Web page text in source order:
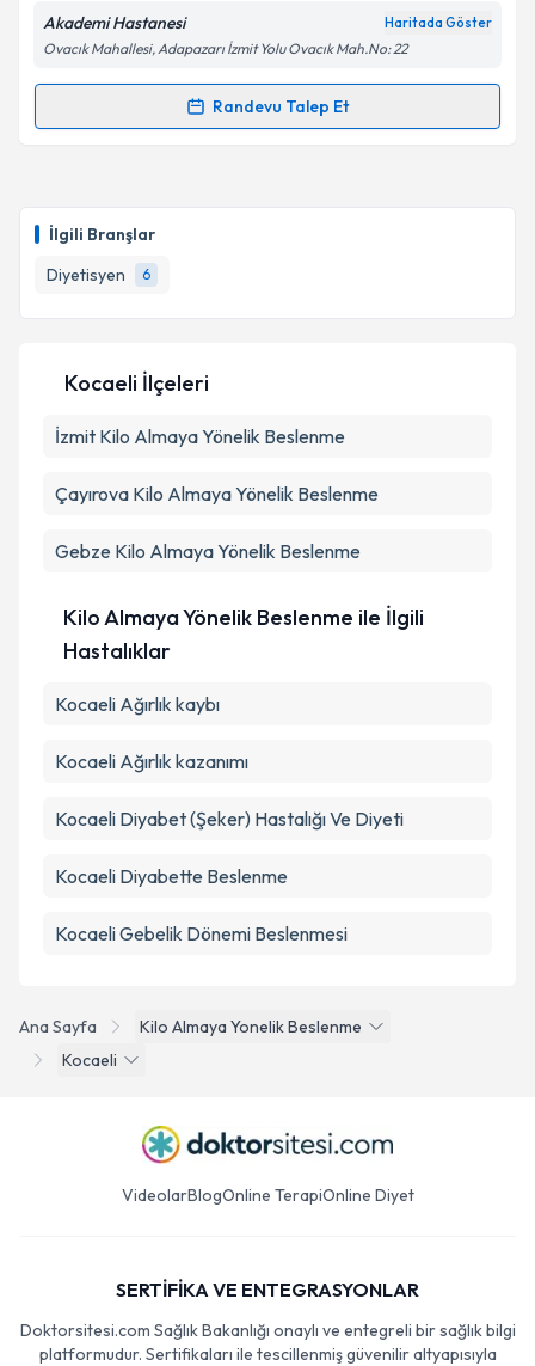
İlgili Branşlar
Diyetisyen
6
Kişisel verilerimin işlenmesine ilişkin
Metni'ni okudum ve kişisel verilerimin belirtilen
Akademi Hastanesi Haritada Göster
Ovacık Mahallesi, Adapazarı İzmit Yolu Ovacık Mah.No: 22
Randevu Talep Et
Randevu Takvimi Talebi
takvim hazırlandığında e-posta ile bilgilendireceğiz.
E-posta Adresiniz
Metni'ni okudum ve kişisel verilerimin belirtilen
Ana Sayfa
Kilo Almaya Yonelik Beslenme
Kocaeli
Kocaeli İlçeleri
İzmit Kilo Almaya Yönelik Beslenme
Çayırova Kilo Almaya Yönelik Beslenme
Gebze Kilo Almaya Yönelik Beslenme
Kilo Almaya Yönelik Beslenme ile İlgili
Hastalıklar
Kocaeli Ağırlık kaybı
Kocaeli Ağırlık kazanımı
Kocaeli Diyabet (Şeker) Hastalığı Ve Diyeti
Kocaeli Diyabette Beslenme
Kocaeli Gebelik Dönemi Beslenmesi
VideolarBlogOnline TerapiOnline Diyet
SERTİFİKA VE ENTEGRASYONLAR
Doktorsitesi.com Sağlık Bakanlığı onaylı ve entegreli bir sağlık bilgi
platformudur. Sertifikaları ile tescillenmiş güvenilir altyapısıyla